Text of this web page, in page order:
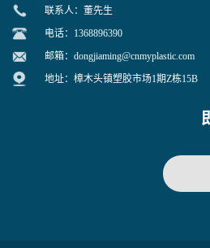
联系人：董先生
电话：1368896390
邮箱： dongjiaming@cnmyplastic.com
地址：樟木头镇塑胶市场1期Z栋15B